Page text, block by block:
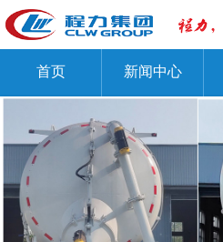
首页 新闻中心